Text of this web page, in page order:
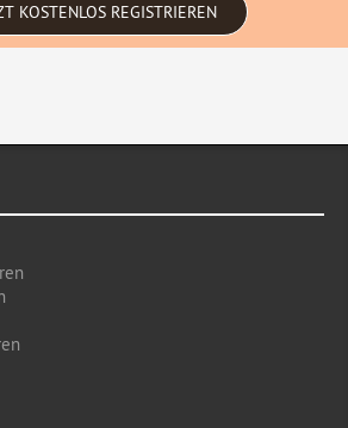
KOSTENLOS REGISTRIEREN